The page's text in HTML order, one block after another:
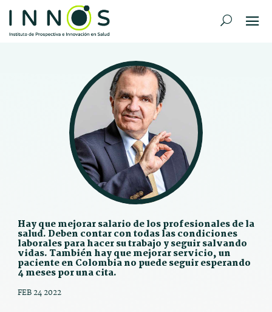
Hay que mejorar salario de los profesionales de la
salud. Deben contar con todas las condiciones
laborales para hacer su trabajo y seguir salvando
vidas. También hay que mejorar servicio, un
paciente en Colombia no puede seguir esperando
4 meses por una cita.
FEB 24 2022